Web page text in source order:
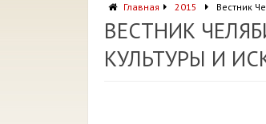
Главная 2015 Вестник
ВЕСТНИК
КУЛЬТУРЫ И